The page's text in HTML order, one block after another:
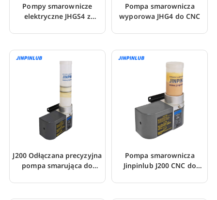
Pompy smarownicze
elektryczne JHGS4 z
ciśnienia
Pompa smarownicza
wyporowa JHG4 do CNC
J200 Odłączana precyzyjna
pompa smarująca do
Pompa smarownicza
Jinpinlub J200 CNC do